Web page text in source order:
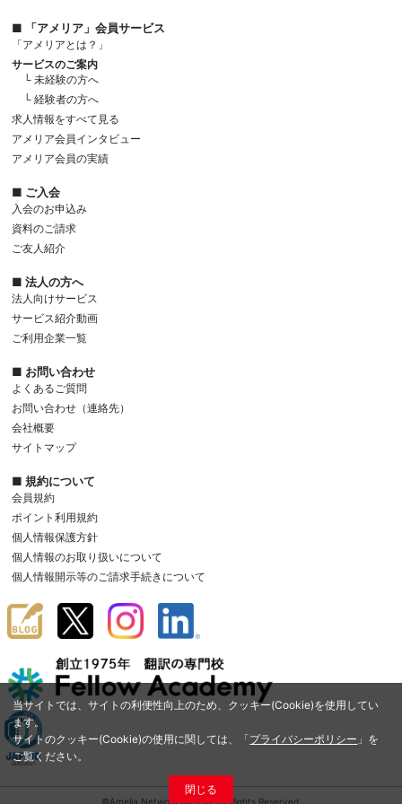
当サイトでは、サイトの利便性向上のため、クッキー(Cookie)を使用してい
ます。
サイトのクッキー(Cookie)の使用に関しては、「プライバシーポリシー 」を
ご覧ください。
閉じる
■ 「アメリア」会員サービス
「アメリアとは？」
サービスのご案内
└ 未経験の方へ
└ 経験者の方へ
求人情報をすべて見る
アメリア会員インタビュー
アメリア会員の実績
■ ご入会
入会のお申込み
資料のご請求
ご友人紹介
■ 法人の方へ
法人向けサービス
サービス紹介動画
ご利用企業一覧
■ お問い合わせ
よくあるご質問
お問い合わせ（連絡先）
会社概要
サイトマップ
■ 規約について
会員規約
ポイント利用規約
個人情報保護方針
個人情報のお取り扱いについて
個人情報開示等のご請求手続きについて
©Amelia Network Co.,Ltd. All Rights Reserved.